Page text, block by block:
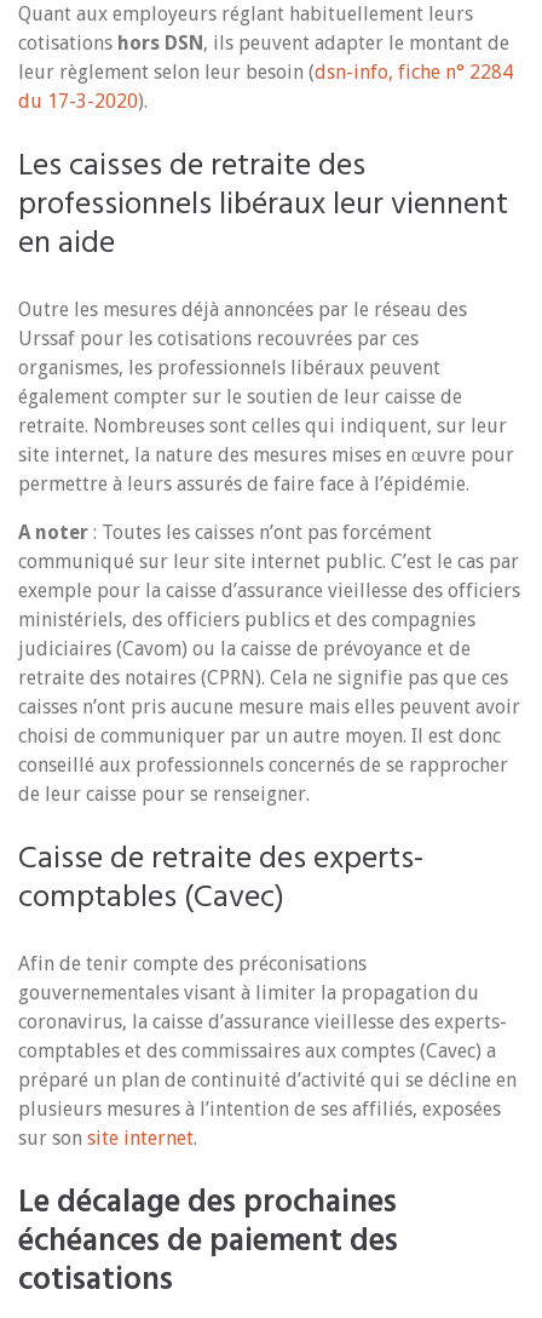
Quant aux employeurs réglant habituellement leurs
cotisations hors DSN, ils peuvent adapter le montant de
leur règlement selon leur besoin (dsn-info, fiche n° 2284
du 17-3-2020).
Les caisses de retraite des
professionnels libéraux leur viennent
en aide
Outre les mesures déjà annoncées par le réseau des
Urssaf pour les cotisations recouvrées par ces
organismes, les professionnels libéraux peuvent
également compter sur le soutien de leur caisse de
retraite. Nombreuses sont celles qui indiquent, sur leur
site internet, la nature des mesures mises en œuvre pour
permettre à leurs assurés de faire face à l’épidémie.
A noter : Toutes les caisses n’ont pas forcément
communiqué sur leur site internet public. C’est le cas par
exemple pour la caisse d’assurance vieillesse des officiers
ministériels, des officiers publics et des compagnies
judiciaires (Cavom) ou la caisse de prévoyance et de
retraite des notaires (CPRN). Cela ne signifie pas que ces
caisses n’ont pris aucune mesure mais elles peuvent avoir
choisi de communiquer par un autre moyen. Il est donc
conseillé aux professionnels concernés de se rapprocher
de leur caisse pour se renseigner.
Caisse de retraite des experts-
comptables (Cavec)
Afin de tenir compte des préconisations
gouvernementales visant à limiter la propagation du
coronavirus, la caisse d’assurance vieillesse des experts-
comptables et des commissaires aux comptes (Cavec) a
préparé un plan de continuité d’activité qui se décline en
plusieurs mesures à l’intention de ses affiliés, exposées
sur son site internet.
Le décalage des prochaines
échéances de paiement des
cotisations